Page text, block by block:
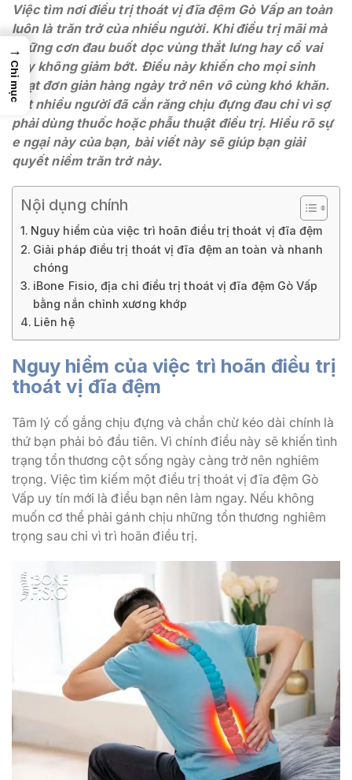
Việc tìm nơi điều trị thoát vị đĩa đệm Gò Vấp an toàn
luôn là trăn trở của nhiều người. Khi điều trị mãi mà
những cơn đau buốt dọc vùng thắt lưng hay cổ vai
gáy không giảm bớt. Điều này khiến cho mọi sinh
hoạt đơn giản hàng ngày trở nên vô cùng khó khăn.
Rất nhiều người đã cắn răng chịu đựng đau chỉ vì sợ
phải dùng thuốc hoặc phẫu thuật điều trị. Hiểu rõ sự
e ngại này của bạn, bài viết này sẽ giúp bạn giải
quyết niềm trăn trở này.
Nội dụng chính
Nguy hiểm của việc trì hoãn điều trị thoát vị đĩa đệm
Giải pháp điều trị thoát vị đĩa đệm an toàn và nhanh
chóng
iBone Fisio, địa chỉ điều trị thoát vị đĩa đệm Gò Vấp
bằng nắn chỉnh xương khớp
Liên hệ
Nguy hiểm của việc trì hoãn điều trị
thoát vị đĩa đệm
Tâm lý cố gắng chịu đựng và chần chừ kéo dài chính là
thứ bạn phải bỏ đầu tiên. Vì chính điều này sẽ khiến tình
trạng tổn thương cột sống ngày càng trở nên nghiêm
trọng. Việc tìm kiếm một điều trị thoát vị đĩa đệm Gò
Vấp uy tín mới là điều bạn nên làm ngay. Nếu không
muốn cơ thể phải gánh chịu những tổn thương nghiêm
trọng sau chỉ vì trì hoãn điều trị.
→
Chỉ mục